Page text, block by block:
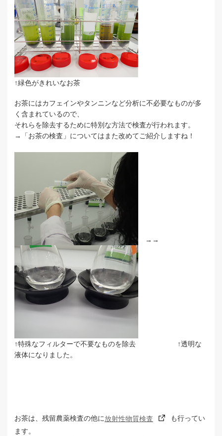
↑緑色がきれいなお茶
お茶にはカフェインやタンニンなど分析に不必要なものが多
く含まれているので、
それらを除去するために特別な方法で検査が行われます。
→「お茶の検査」についてはまた改めてご紹介しますね！
→→
↑特殊なフィルターで不要なものを除去 ↑透明な
液体になりました。
お茶は、残留農薬検査の他に放射性物質検査
も行ってい
ます。